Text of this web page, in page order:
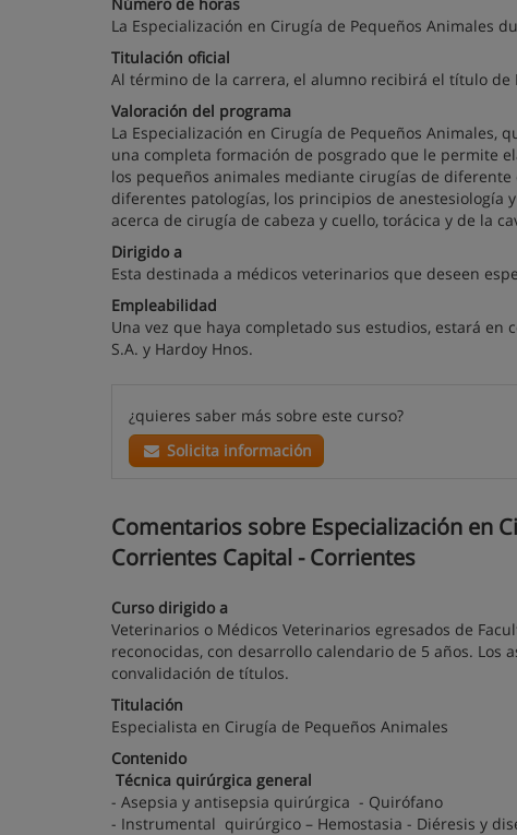
La Especialización en Cirugía de Pequeños Animales
Titulación oficial
Al término de la carrera, el alumno recibirá el título de
Valoración del programa
La Especialización en Cirugía de Pequeños Animales,
una completa formación de posgrado que le permite
los pequeños animales mediante cirugías de
diferentes patologías, los principios de
acerca de cirugía de cabeza y cuello, torácica y de la
Dirigido a
Esta destinada a médicos veterinarios que deseen
Empleabilidad
Una vez que haya completado sus estudios, estará en
S.A. y Hardoy Hnos.
¿quieres saber más sobre este curso?
Solicita información
Comentarios sobre Especialización en
Corrientes Capital - Corrientes
Curso dirigido a
Veterinarios o Médicos Veterinarios egresados de
reconocidas, con desarrollo calendario de 5 años.
convalidación de títulos.
Titulación
Especialista en Cirugía de Pequeños Animales
Contenido
Técnica quirúrgica general
- Asepsia y antisepsia quirúrgica - Quirófano
- Instrumental quirúrgico – Hemostasia - Diéresis y